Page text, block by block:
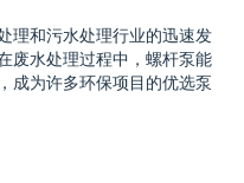
理和污水处理行业的迅速发
废水处理过程中，螺杆泵能
成为许多环保项目的优选泵